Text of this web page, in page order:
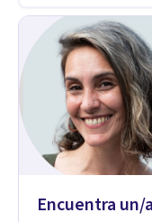
trabajado en
Adolescentes y
Encuentra un/